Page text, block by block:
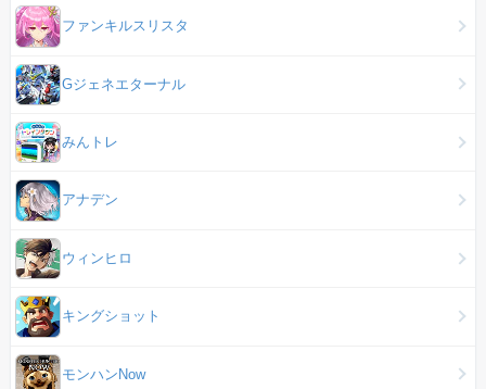
ファンキルスリスタ
Gジェネエターナル
みんトレ
アナデン
ウィンヒロ
キングショット
モンハンNow